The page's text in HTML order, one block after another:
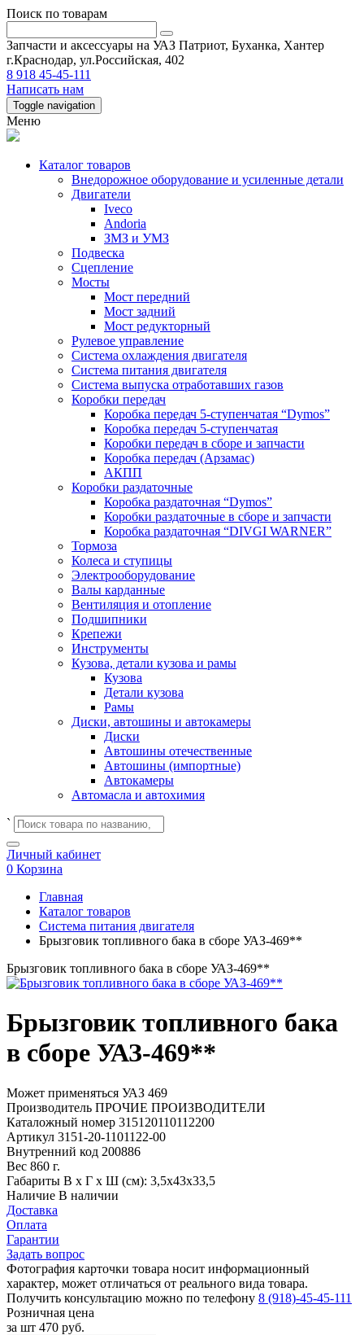
Поиск по товарам
Запчасти и аксессуары на УАЗ Патриот, Буханка, Хантер
г.Краснодар, ул.Российская, 402
8 918 45-45-111
Написать нам
Toggle navigation
Меню
Каталог товаров
Внедорожное оборудование и усиленные детали
Двигатели
Iveco
Andoria
ЗМЗ и УМЗ
Подвеска
Сцепление
Мосты
Мост передний
Мост задний
Мост редукторный
Рулевое управление
Система охлаждения двигателя
Система питания двигателя
Система выпуска отработавших газов
Коробки передач
Коробка передач 5-ступенчатая “Dymos”
Коробка передач 5-ступенчатая
Коробки передач в сборе и запчасти
Коробка передач (Арзамас)
АКПП
Коробки раздаточные
Коробка раздаточная “Dymos”
Коробки раздаточные в сборе и запчасти
Коробка раздаточная “DIVGI WARNER”
Тормоза
Колеса и ступицы
Электрооборудование
Валы карданные
Вентиляция и отопление
Подшипники
Крепежи
Инструменты
Кузова, детали кузова и рамы
Кузова
Детали кузова
Рамы
Диски, автошины и автокамеры
Диски
Автошины отечественные
Автошины (импортные)
Автокамеры
Автомасла и автохимия
`
Личный кабинет
0 Корзина
Главная
Каталог товаров
Система питания двигателя
Брызговик топливного бака в сборе УАЗ-469**
Брызговик топливного бака в сборе УАЗ-469**
Брызговик топливного бака
в сборе УАЗ-469**
Может применяться УАЗ 469
Производитель ПРОЧИЕ ПРОИЗВОДИТЕЛИ
Каталожный номер 315120110112200
Артикул 3151-20-1101122-00
Внутренний код 200886
Вес 860 г.
Габариты В х Г х Ш (см): 3,5х43х33,5
Наличие В наличии
Доставка
Оплата
Гарантии
Задать вопрос
Фотография карточки товара носит информационный
характер, может отличаться от реального вида товара.
Получить консультацию можно по телефону 8 (918)-45-45-111
Розничная цена
за шт 470 руб.